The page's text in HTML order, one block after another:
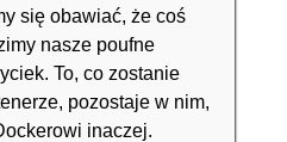
się obawiać, że coś
nasze poufne
To, co zostanie
pozostaje w nim,
inaczej.